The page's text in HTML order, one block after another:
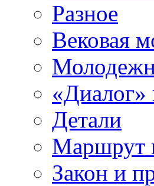
Разное
Вековая
Детали
Маршрут
Закон и